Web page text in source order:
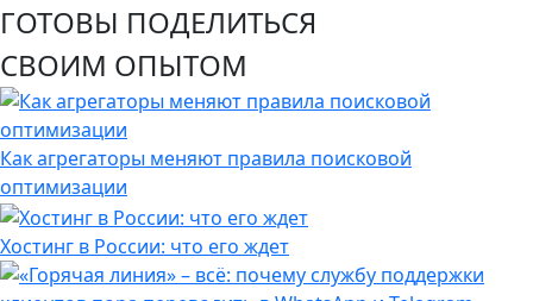
ГОТОВЫ ПОДЕЛИТЬСЯ
СВОИМ ОПЫТОМ
Как агрегаторы меняют правила поисковой
оптимизации
Хостинг в России: что его ждет